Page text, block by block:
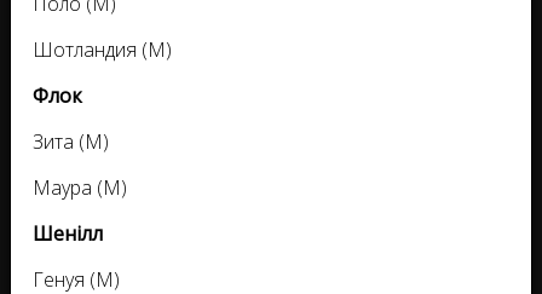
Шотландия (M)
Флок
Зита (M)
Маура (M)
Шенілл
Генуя (M)